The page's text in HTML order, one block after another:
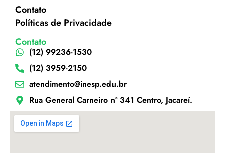
Contato
Políticas de Privacidade
Contato
(12) 99236-1530
(12) 3959-2150
atendimento@inesp.edu.br
Rua General Carneiro nº 341 Centro, Jacareí.